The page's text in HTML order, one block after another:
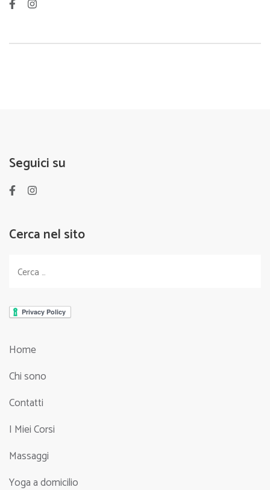
Seguici su
Cerca nel sito
Ricerca
Home
Chi sono
Contatti
I Miei Corsi
Massaggi
Yoga a domicilio